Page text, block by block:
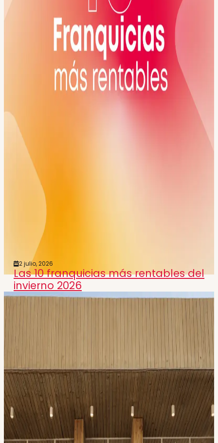
2 julio, 2026
Las 10 franquicias más rentables del
invierno 2026